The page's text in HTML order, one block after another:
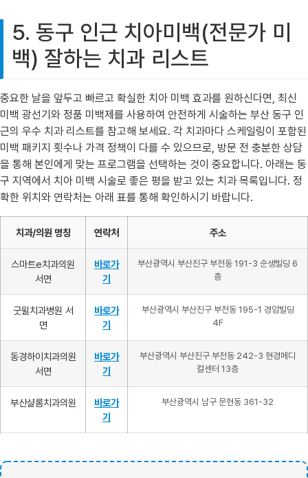
5. 동구 인근 치아미백(전문가 미
백) 잘하는 치과 리스트
중요한 날을 앞두고 빠르고 확실한 치아 미백 효과를 원하신다면, 최신
미백 광선기와 정품 미백제를 사용하여 안전하게 시술하는 부산 동구 인
근의 우수 치과 리스트를 참고해 보세요. 각 치과마다 스케일링이 포함된
미백 패키지 횟수나 가격 정책이 다를 수 있으므로, 방문 전 충분한 상담
을 통해 본인에게 맞는 프로그램을 선택하는 것이 중요합니다. 아래는 동
구 지역에서 치아 미백 시술로 좋은 평을 받고 있는 치과 목록입니다. 정
확한 위치와 연락처는 아래 표를 통해 확인하시기 바랍니다.
치과/의원 명칭 연락처 주소
스마트e치과의원
서면
바로가
기
부산광역시 부산진구 부전동 191-3 순생빌딩 6
층
굿윌치과병원 서
면
바로가
기
부산광역시 부산진구 부전동 195-1 경암빌딩
4F
동경하이치과의원
서면
바로가
기
부산광역시 부산진구 부전동 242-3 현경메디
컬센터 13층
부산샬롬치과의원
바로가
기
부산광역시 남구 문현동 361-32